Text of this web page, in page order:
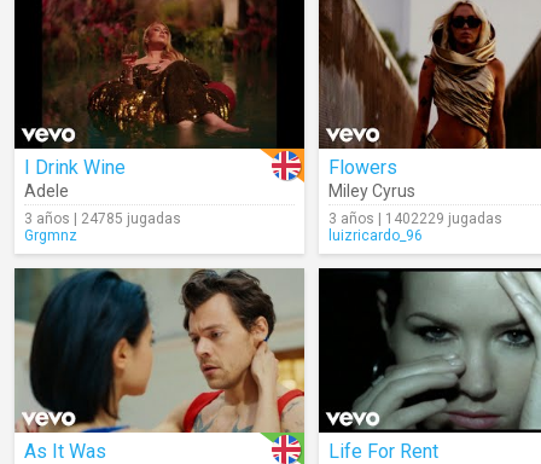
I Drink Wine
Adele
3 años | 24785 jugadas
Grgmnz
Flowers
Miley Cyrus
3 años | 1402229 jugadas
luizricardo_96
As It Was Life For Rent